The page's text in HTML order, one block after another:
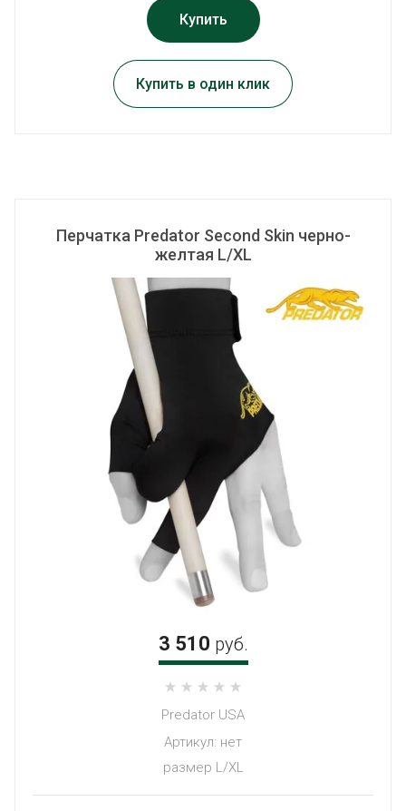
РЕМОНТ БИЛЬЯРДНЫХ КИЁВ
СБОРКА, УСТАНОВКА И РЕМОНТ
БИЛЬЯРДНЫХ СТОЛОВ
НАШИ ПРЕИМУЩЕСТВА
ПОДАРОЧНЫЙ СЕРТИФИКАТ
КАМЕНЬ SUPER STONE - ПЛИТЫ
MOUNT PERFECT — НОВАЯ
ТЕХНОЛОГИЯ БЕЗУПРЕЧНОГО
КРЕПЛЕНИЯ БОРТА БИЛЬЯРДНОГО
КАК СДЕЛАТЬ ЗАКАЗ
СПОСОБЫ ОПЛАТЫ
ОНЛАЙН-КАЛЬКУЛЯТОР ПЭК
ВСЕ ПРЕЛЕСТИ ПОКУПКИ
БИЛЬЯРДНОГО СТОЛА Б / У
Купить
Купить в один клик
Перчатка Predator Second Skin черно-
желтая L/XL
3 510 руб.
Predator USA
Артикул: нет
размер L/XL